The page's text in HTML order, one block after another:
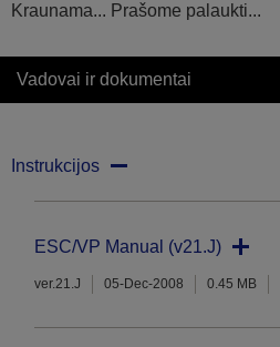
Kraunama... Prašome palaukti...
Vadovai ir dokumentai
Instrukcijos
ESC/VP Manual (v21.J)
ver.21.J 05-Dec-2008 0.45 MB